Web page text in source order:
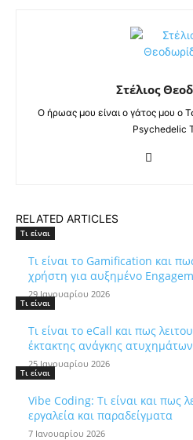
Στέλιος
Ο ήρωας μου είναι ο γάτος μου ο
Psychedelic
RELATED ARTICLES
Τι είναι
Τι είναι το Gamification και
χρήστη για αυξημένο
29 Ιανουαρίου 2026
Τι είναι
Τι είναι το eCall και πως
έκτακτης ανάγκης
25 Ιανουαρίου 2026
Τι είναι
Vibe Coding: Τι είναι και πως
εργαλεία και παραδείγματα
7 Ιανουαρίου 2026